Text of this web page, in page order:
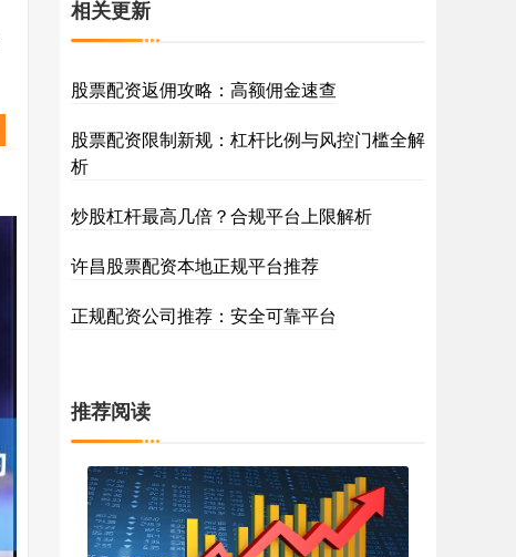
相关更新
股票配资返佣攻略：高额佣金速查
股票配资限制新规：杠杆比例与风控门槛全解
析
炒股杠杆最高几倍？合规平台上限解析
许昌股票配资本地正规平台推荐
正规配资公司推荐：安全可靠平台
推荐阅读